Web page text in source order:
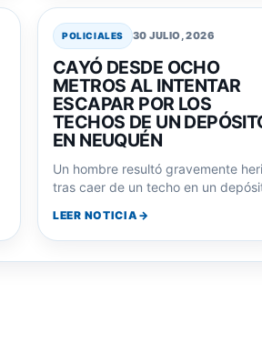
POLICIALES 30 JULIO, 2026
CAYÓ DESDE OCHO
METROS AL INTENTAR
ESCAPAR POR LOS
TECHOS DE UN
EN NEUQUÉN
Un hombre resultó gravemente
tras caer de un techo en un
LEER NOTICIA